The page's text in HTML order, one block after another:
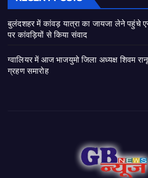
बुलंदशहर में कांवड़ यात्रा का जायजा लेने पहुंचे
पर कांवड़ियों से किया संवाद
ग्वालियर में आज भाजयुमो जिला अध्यक्ष शिवम
ग्रहण समारोह